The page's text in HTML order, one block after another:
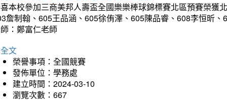
本校參加三商美邦人壽盃全國樂樂棒球錦標賽北區預賽榮
詹制翰、605王品涵、605徐侑澤、605陳品睿、608李恒昕
：鄭富仁老師
文
榮譽事項：全國競賽
發佈單位：學務處
建立時間：2024-03-10
瀏覽次數：667